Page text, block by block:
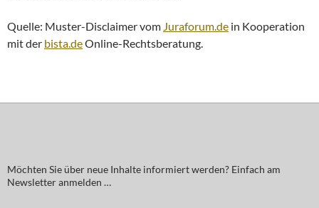
Quelle: Muster-Disclaimer vom Juraforum.de in Kooperation
mit der bista.deOnline-Rechtsberatung.
Möchten Sie über neue Inhalte informiert werden? Einfach am
Newsletter anmelden …